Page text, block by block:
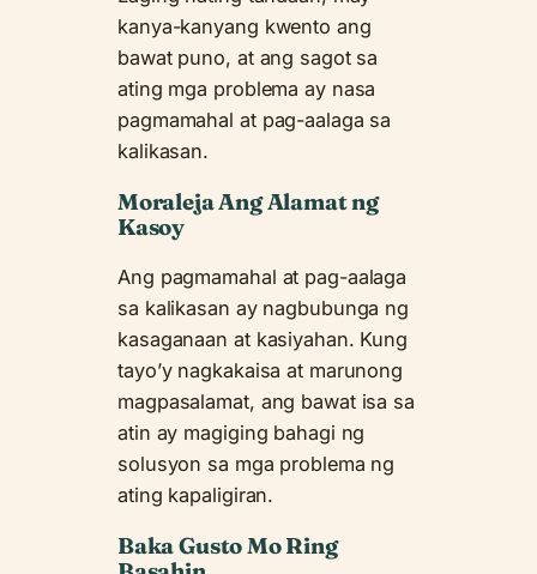
kanya-kanyang kwento ang
bawat puno, at ang sagot sa
ating mga problema ay nasa
pagmamahal at pag-aalaga sa
kalikasan.
Moraleja Ang Alamat ng
Kasoy
Ang pagmamahal at pag-aalaga
sa kalikasan ay nagbubunga ng
kasaganaan at kasiyahan. Kung
tayo’y nagkakaisa at marunong
magpasalamat, ang bawat isa sa
atin ay magiging bahagi ng
solusyon sa mga problema ng
ating kapaligiran.
Baka Gusto Mo Ring